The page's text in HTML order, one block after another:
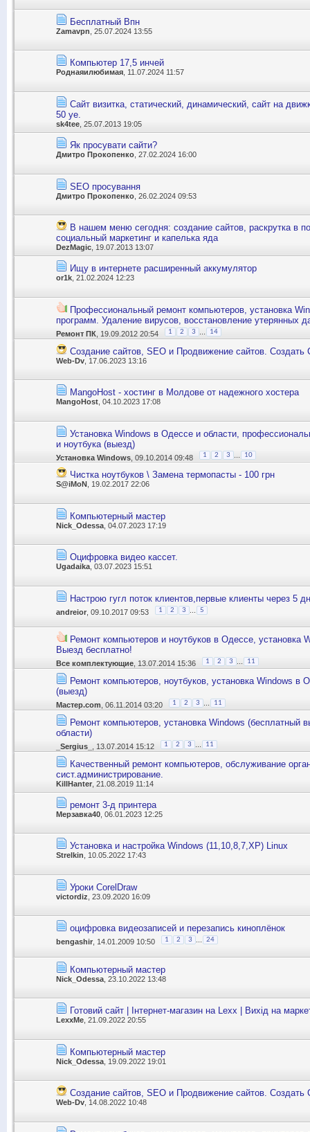
Бесплатный Впн
Zamavpn , 25.07.2024 13:55
Компьютер 17,5 инчей
Роднаяилюбимая , 11.07.2024 11:57
Сайт визитка, статический, динамический, сайт на
50 уе.
sk4tee , 25.07.2013 19:05
Як просувати сайти?
Дмитро Прокопенко , 27.02.2024 16:00
SEO просування
Дмитро Прокопенко , 26.02.2024 09:53
В нашем меню сегодня: создание сайтов, раскрутка в
социальный маркетинг и капелька яда
DezMagic , 19.07.2013 13:07
Ищу в интернете расширенный аккумулятор
or1k, 21.02.2024 12:23
Профессиональный ремонт компьютеров, установка
программ. Удаление вирусов, восстановление утерянных
Ремонт ПК , 19.09.2012 20:54 1 2 3 14
Создание сайтов, SEO и Продвижение сайтов. Создать
Web-Dv , 17.06.2023 13:16
MangoHost - хостинг в Молдове от надежного хостера
MangoHost , 04.10.2023 17:08
Установка Windows в Одессе и области,
и ноутбука (выезд)
Установка Windows , 09.10.2014 09:48 1 2 3 10
Чистка ноутбуков \ Замена термопасты - 100 грн
S@iMoN , 19.02.2017 22:06
Компьютерный мастер
Nick_Odessa , 04.07.2023 17:19
Оцифровка видео кассет.
Ugadaika , 03.07.2023 15:51
Нaстрою гугл поток клиентов,первые клиенты через 5
andreior , 09.10.2017 09:53 1 2 3 5
Ремонт компьютеров и ноутбуков в Одессе, установка
Выезд бесплатно!
Все комплектующие , 13.07.2014 15:36 1 2 3 11
Ремонт компьютеров, ноутбуков, установка Windows в
(выезд)
Мастер.com , 06.11.2014 03:20 1 2 3 11
Ремонт компьютеров, установка Windows (бесплатный
области)
_Sergius_ , 13.07.2014 15:12 1 2 3 11
Качественный ремонт компьютеров, обслуживание
сист.администрирование.
KillHanter , 21.08.2019 11:14
ремонт 3-д принтера
Мерзавка40 , 06.01.2023 12:25
Установка и настройка Windows (11,10,8,7,XP) Linux
Strelkin, 10.05.2022 17:43
Уроки СorelDraw
victordiz , 23.09.2020 16:09
оцифровка видеозаписей и перезапись киноплёнок
bengashir , 14.01.2009 10:50 1 2 3 24
Компьютерный мастер
Nick_Odessa , 23.10.2022 13:48
Готовий сайт | Інтернет-магазин на Lexx | Вихід на
LexxMe , 21.09.2022 20:55
Компьютерный мастер
Nick_Odessa , 19.09.2022 19:01
Создание сайтов, SEO и Продвижение сайтов. Создать
Web-Dv , 14.08.2022 10:48